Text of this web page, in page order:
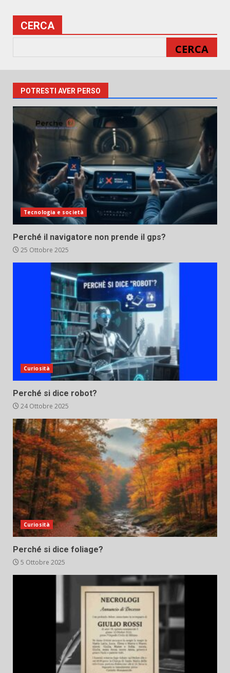
CERCA
CERCA
POTRESTI AVER PERSO
Tecnologia e società
Perché il navigatore non prende il gps?
25 Ottobre 2025
Curiosità
Perché si dice robot?
24 Ottobre 2025
Curiosità
Perché si dice foliage?
5 Ottobre 2025